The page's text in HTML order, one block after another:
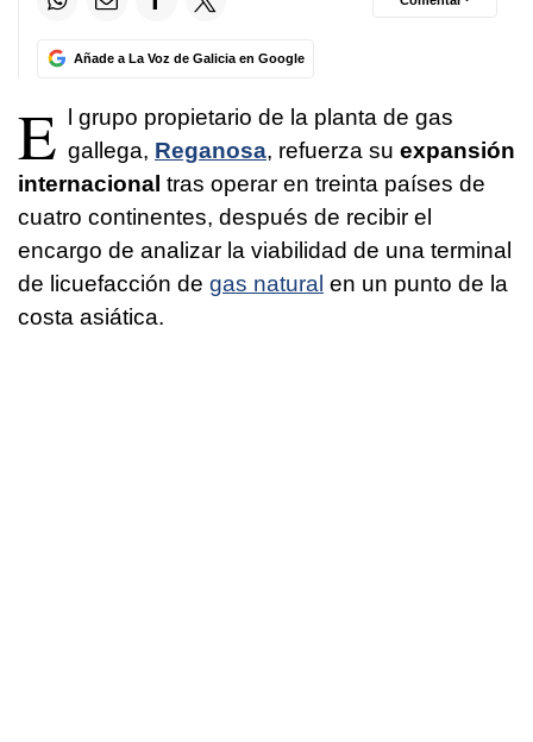
Añade a La Voz de Galicia en Google
E l grupo propietario de la planta de gas
gallega, Reganosa, refuerza su expansión
internacional tras operar en treinta países de
cuatro continentes, después de recibir el
encargo de analizar la viabilidad de una terminal
de licuefacción de gas natural en un punto de la
costa asiática.